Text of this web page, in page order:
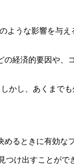
ような影響を与
経済的要因や、
かし、あくまで
るときに有効な
け出すことがで